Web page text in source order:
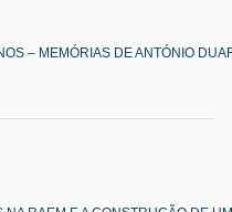
– MEMÓRIAS DE ANTÓNIO